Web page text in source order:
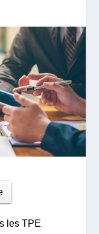
les TPE